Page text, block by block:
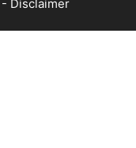
Disclaimer